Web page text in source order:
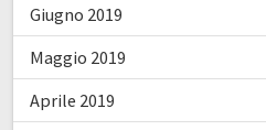
Giugno 2019
Maggio 2019
Aprile 2019